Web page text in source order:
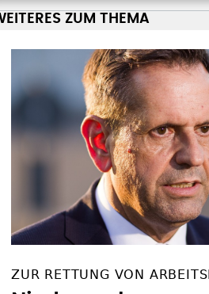
ZUR RETTUNG VON
Niedersachsens
Ministerpräsident
Abschwächung